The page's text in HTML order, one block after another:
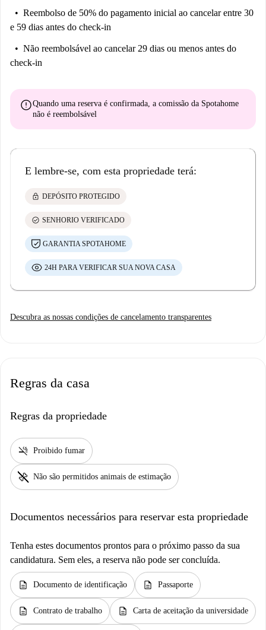
Reembolso de 50% do pagamento inicial ao cancelar entre 30
e 59 dias antes do check-in
Não reembolsável ao cancelar 29 dias ou menos antes do
check-in
errorQuando uma reserva é confirmada, a comissão da Spotahome
não é reembolsável
E lembre-se, com esta propriedade terá:
lock DEPÓSITO PROTEGIDO
check_circle SENHORIO VERIFICADO
GARANTIA SPOTAHOME
24H PARA VERIFICAR SUA NOVA CASA
Descubra as nossas condições de cancelamento transparentes
Regras da casa
Regras da propriedade
smoke_free Proibido fumar
pet_supplies Não são permitidos animais de estimação
Documentos necessários para reservar esta propriedade
Tenha estes documentos prontos para o próximo passo da sua
candidatura. Sem eles, a reserva não pode ser concluída.
description Documento de identificação description Passaporte
description Contrato de trabalho description Carta de aceitação da universidade